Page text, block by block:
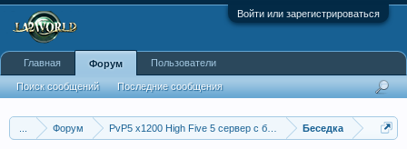
Войти или зарегистрироваться
Форум PvP5 x1200 High Five 5 сервер с баферомБеседка
Главная Форум
Поиск сообщений Последние сообщения
Пользователи